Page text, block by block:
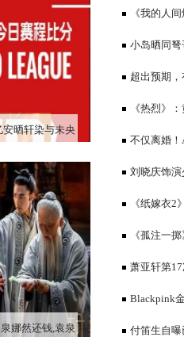
晒轩染与未央
娜然还钱,袁泉
冬景能“避暑”
《我的人
勋说为让背
小岛晒同
超出预期
《热烈》
二字，却字
不仅离婚
刘晓庆饰
网友评论较
《纸嫁衣
归 《孤注一
接把金晨吓
萧亚轩第
痛了多少姐
Blackpink
多，只能多
付笛生自